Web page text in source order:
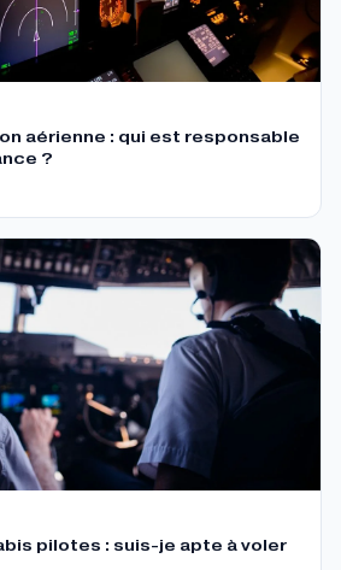
aérienne : qui est responsable
?
pilotes : suis-je apte à voler